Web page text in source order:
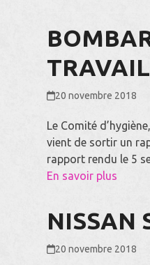
TRAVAIL
20 novembre 2018
Le Comité
vient de sortir un
rapport rendu le 5
En savoir plus
NISSAN
20 novembre 2018